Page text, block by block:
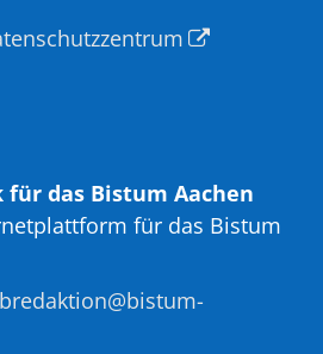
für das Bistum Aachen
für das Bistum